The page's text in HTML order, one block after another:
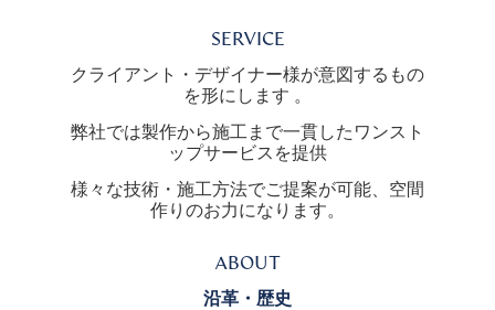
SERVICE
クライアント・デザイナー様が意図するもの
を形にします 。
弊社では製作から施工まで一貫したワンスト
ップサービスを提供
様々な技術・施工方法でご提案が可能、空間
作りのお力になります。
ABOUT
沿革・歴史